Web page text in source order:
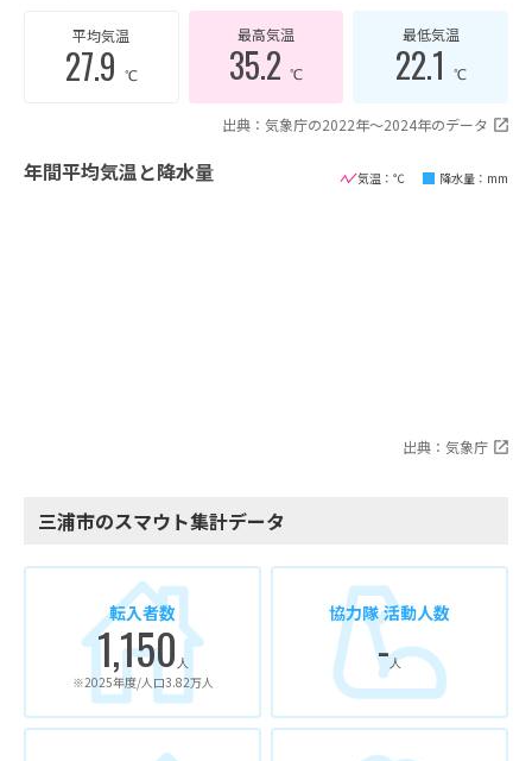
平均気温
27.9 ℃
最高気温
35.2 ℃
最低気温
22.1 ℃
出典：気象庁の2022年〜2024年のデータ
年間平均気温と降水量 気温：℃ 降水量：mm
出典：気象庁
三浦市のスマウト集計データ
転入者数
1,150 人
※2025年度/人口3.82万人
協力隊 活動人数
-人